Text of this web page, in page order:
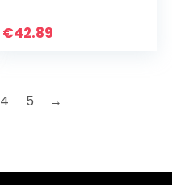
Inbegrepen) Werk
€42.89
4 5 →